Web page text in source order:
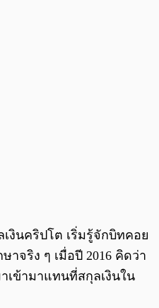
งินคริปโต เริ่มรู้จักบิทคอย
าจริง ๆ เมื่อปี 2016 คิดว่า
เข้ามาแทนที่สกุลเงินใน